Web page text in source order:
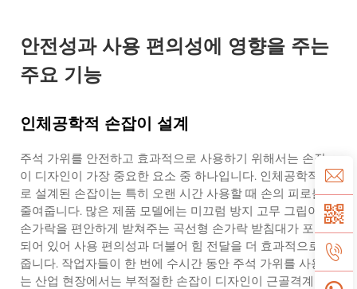
안전성과 사용 편의성에 영향을 주는
주요 기능
인체공학적 손잡이 설계
주석 가위를 안전하고 효과적으로 사용하기 위해서는 손잡
이 디자인이 가장 중요한 요소 중 하나입니다. 인체공학적으
로 설계된 손잡이는 특히 오랜 시간 사용할 때 손의 피로를
줄여줍니다. 많은 제품 모델에는 미끄럼 방지 고무 그립이나
손가락을 편안하게 받쳐주는 곡선형 손가락 받침대가 포함
되어 있어 사용 편의성과 더불어 힘 전달을 더 효과적으로 해
줍니다. 작업자들이 한 번에 수시간 동안 주석 가위를 사용하
는 산업 현장에서는 부적절한 손잡이 디자인이 근골격계 부